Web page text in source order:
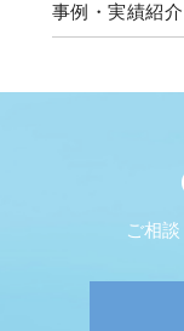
事例・実績紹介
ご相